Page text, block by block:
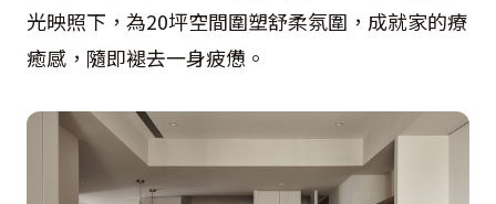
光映照下，為20坪空間圍塑舒柔氛圍，成就家的療
癒感，隨即褪去一身疲憊。